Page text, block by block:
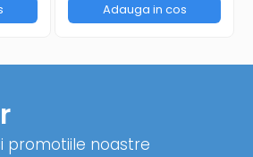
Adauga in cos
promotiile noastre